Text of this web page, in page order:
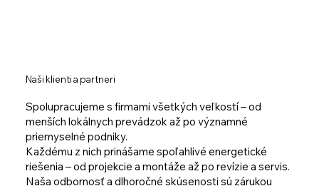
Naši klienti a partneri
Spolupracujeme s firmami všetkých veľkostí – od
menších lokálnych prevádzok až po významné
priemyselné podniky.
Každému z nich prinášame spoľahlivé energetické
riešenia – od projekcie a montáže až po revízie a servis.
Naša odbornosť a dlhoročné skúsenosti sú zárukou